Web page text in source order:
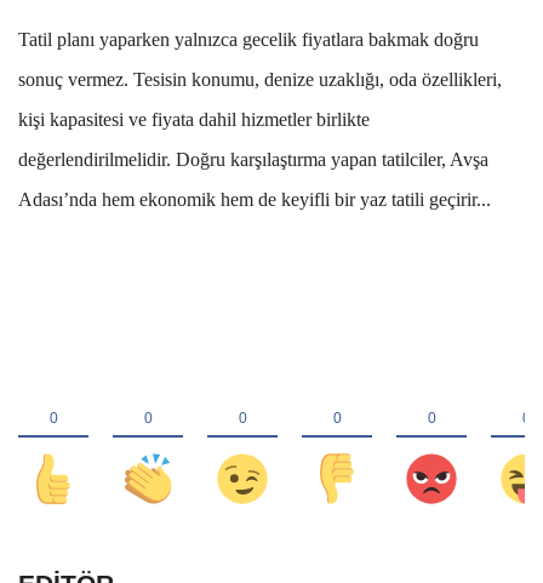
Tatil planı yaparken yalnızca gecelik fiyatlara bakmak doğru
sonuç vermez. Tesisin konumu, denize uzaklığı, oda özellikleri,
kişi kapasitesi ve fiyata dahil hizmetler birlikte
değerlendirilmelidir. Doğru karşılaştırma yapan tatilciler, Avşa
Adası’nda hem ekonomik hem de keyifli bir yaz tatili geçirir...